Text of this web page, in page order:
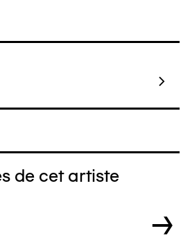
de cet artiste
→